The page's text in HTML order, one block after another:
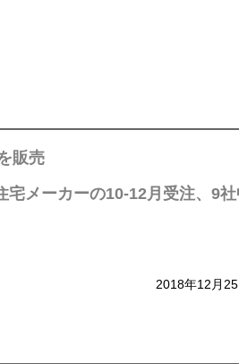
販売
宅メーカーの10-12月受注、9
2018年12月